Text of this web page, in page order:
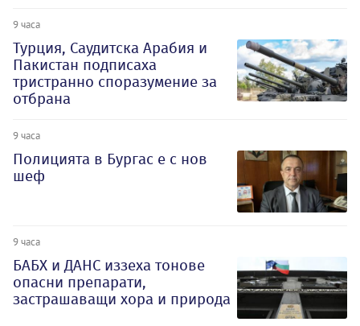
9 часа
Турция, Саудитска Арабия и
Пакистан подписаха
тристранно споразумение за
отбрана
9 часа
Полицията в Бургас е с нов
шеф
9 часа
БАБХ и ДАНС иззеха тонове
опасни препарати,
застрашаващи хора и природа